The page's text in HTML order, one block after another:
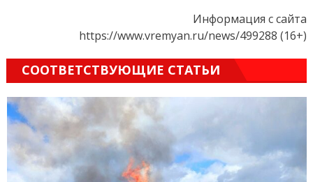
Информация с сайта
https://www.vremyan.ru/news/499288 (16+)
СООТВЕТСТВУЮЩИЕ СТАТЬИ